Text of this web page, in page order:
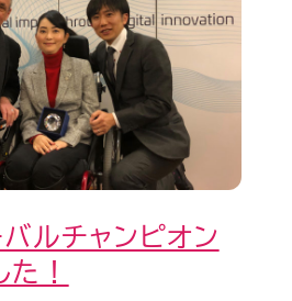
ルチャンピオン
！